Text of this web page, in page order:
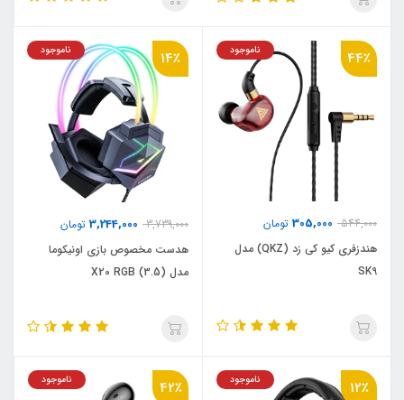
44٪
544,000
305,000 تومان
ناموجود
هندزفری کیو کی زد (QKZ) مدل
SK9
14٪
3,739,000
3,244,000 تومان
ناموجود
هدست مخصوص بازی اونیکوما
مدل X20 RGB (3.5)
12٪ ناموجود 42٪ ناموجود